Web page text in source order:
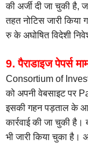
की अर्जी दी जा चुकी
तहत नोटिस जारी किया
रु के अघोषित विदेशी
9. पैराडाइज पेपर्स
Consortium of
को अपनी वेबसाइट पर
इसकी गहन पड़ताल के
कार्रवाई की जा चुकी
भी जारी किया चुका है।